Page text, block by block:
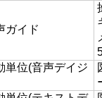
ガイド
単位(音声デイジ